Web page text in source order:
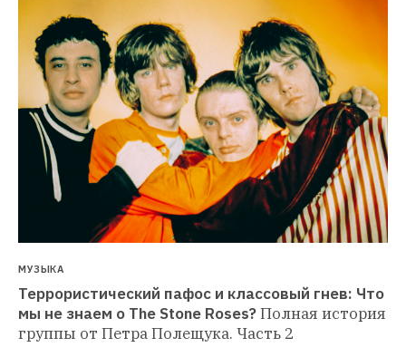
МУЗЫКА
Террористический пафос и классовый гнев: Что
мы не знаем о The Stone Roses?Полная история
группы от Петра Полещука. Часть 2